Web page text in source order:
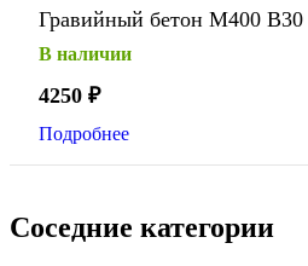
Гравийный бетон М400 В30
В наличии
4250 ₽
Подробнее
Соседние категории